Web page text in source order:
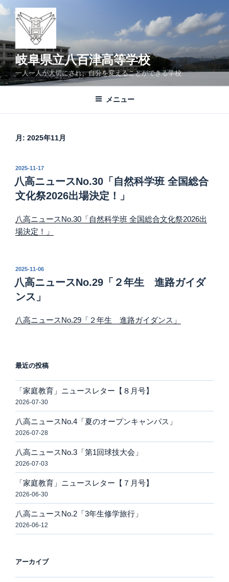
コ
ン
ン
ツ
へ
ス
プ
岐阜県立八百津高等学校
一人一人が大切にされ、自分を変えることができる学校
メニュー
月: 2025年11月
投
稿
日:
2025-11-17
八高ニュースNo.30「自然科学班 全国総合
文化祭2026出場決定！」
八高ニュースNo.30「自然科学班 全国総合文化祭2026出
場決定！」
投
稿
日:
2025-11-06
八高ニュースNo.29「２年生 進路ガイダ
ンス」
八高ニュースNo.29「２年生 進路ガイダンス」
最近の投稿
「家庭教育」ニュースレター【８月号】
2026-07-30
八高ニュースNo.4「夏のオープンキャンパス」
2026-07-28
八高ニュースNo.3「第1回球技大会」
2026-07-03
「家庭教育」ニュースレター【７月号】
2026-06-30
八高ニュースNo.2「3年生修学旅行」
2026-06-12
アーカイブ